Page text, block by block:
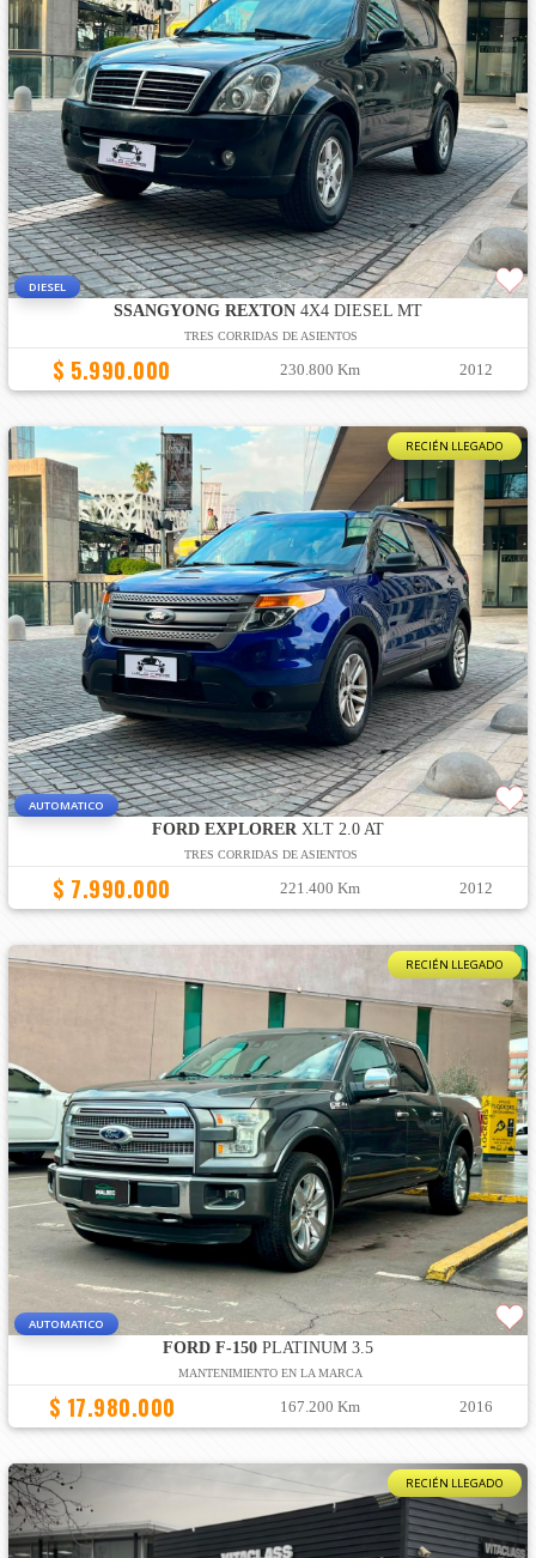
DIESEL
SSANGYONG REXTON4X4 DIESEL MT
TRES CORRIDAS DE ASIENTOS
$ 5.990.000 230.800 Km 2012
RECIÉN LLEGADO
AUTOMATICO
FORD EXPLORERXLT 2.0 AT
TRES CORRIDAS DE ASIENTOS
$ 7.990.000 221.400 Km 2012
RECIÉN LLEGADO
AUTOMATICO
FORD F-150PLATINUM 3.5
MANTENIMIENTO EN LA MARCA
$ 17.980.000 167.200 Km 2016
RECIÉN LLEGADO